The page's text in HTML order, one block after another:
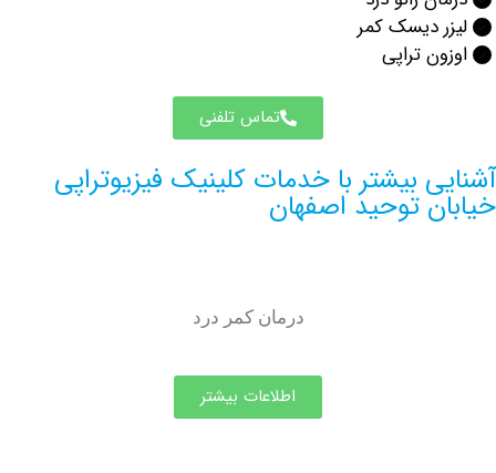
دیسک کمر
تراپی
تماس تلفنی
بیشتر با خدمات کلینیک فیزیوتراپی
توحید اصفهان
درمان کمر درد
اطلاعات بیشتر